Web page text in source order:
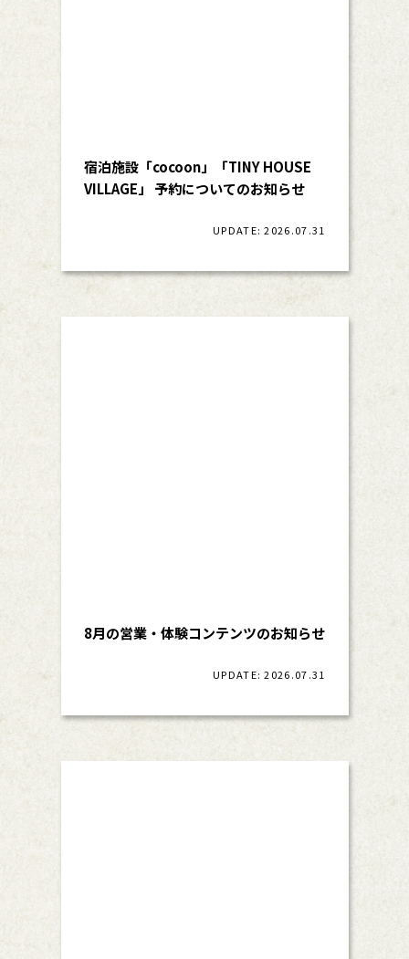
宿泊施設「cocoon」「TINY HOUSE
VILLAGE」 予約についてのお知らせ
UPDATE: 2026.07.31
8月の営業・体験コンテンツのお知らせ
UPDATE: 2026.07.31